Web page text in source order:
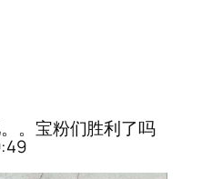
。宝粉们胜利了吗